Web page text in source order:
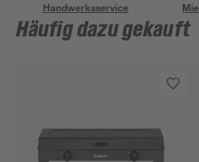
Handwerksservice
Häufig dazu gekauft